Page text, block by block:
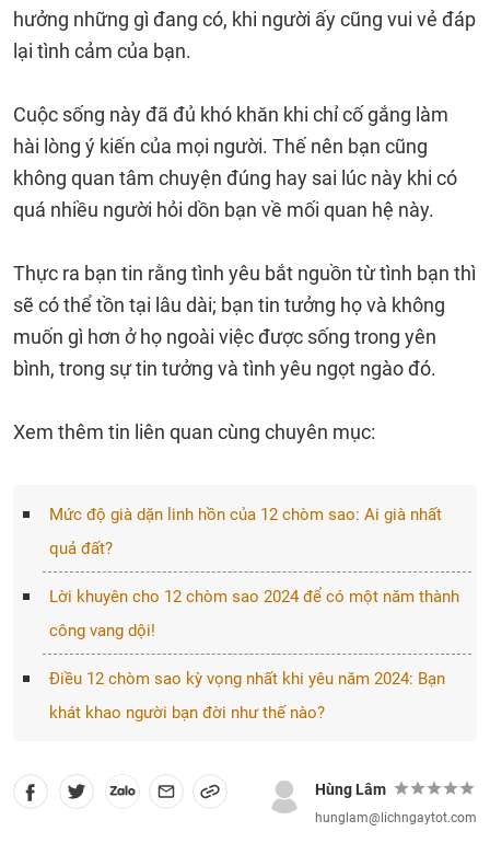
hưởng những gì đang có, khi người ấy cũng vui vẻ đáp
lại tình cảm của bạn.
Cuộc sống này đã đủ khó khăn khi chỉ cố gắng làm
hài lòng ý kiến ​​của mọi người. Thế nên bạn cũng
không quan tâm chuyện đúng hay sai lúc này khi có
quá nhiều người hỏi dồn bạn về mối quan hệ này.
Thực ra bạn tin rằng tình yêu bắt nguồn từ tình bạn thì
sẽ có thể tồn tại lâu dài; bạn tin tưởng họ và không
muốn gì hơn ở họ ngoài việc được sống trong yên
bình, trong sự tin tưởng và tình yêu ngọt ngào đó.
Xem thêm tin liên quan cùng chuyên mục:
Mức độ già dặn linh hồn của 12 chòm sao: Ai già nhất
quả đất?
Lời khuyên cho 12 chòm sao 2024 để có một năm thành
công vang dội!
Điều 12 chòm sao kỳ vọng nhất khi yêu năm 2024: Bạn
khát khao người bạn đời như thế nào?
Hùng Lâm
hunglam@lichngaytot.com